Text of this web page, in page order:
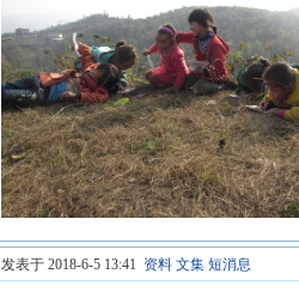
发表于 2018-6-5 13:41 资料 文集 短消息